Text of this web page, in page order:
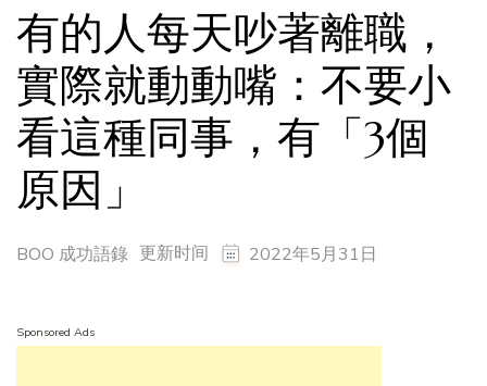
有的人每天吵著離職，
實際就動動嘴：不要小
看這種同事，有「3個
原因」
BOO 成功語錄 更新时间 2022年5月31日
Sponsored Ads